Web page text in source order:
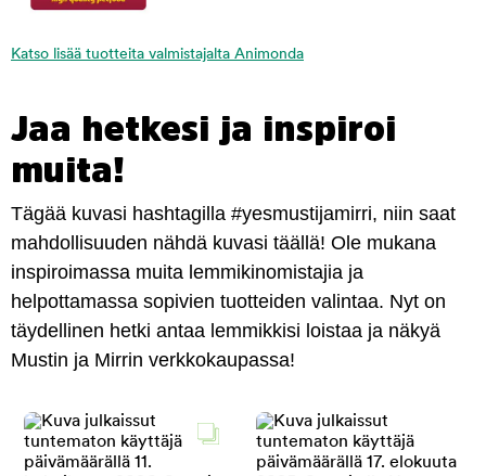
Katso lisää tuotteita valmistajalta Animonda
Jaa hetkesi ja inspiroi
muita!
Tägää kuvasi hashtagilla #yesmustijamirri, niin saat
mahdollisuuden nähdä kuvasi täällä! Ole mukana
inspiroimassa muita lemmikinomistajia ja
helpottamassa sopivien tuotteiden valintaa. Nyt on
täydellinen hetki antaa lemmikkisi loistaa ja näkyä
Mustin ja Mirrin verkkokaupassa!